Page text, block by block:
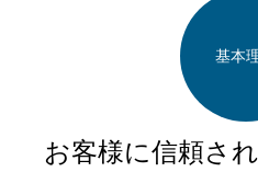
基本
お客様に信頼さ